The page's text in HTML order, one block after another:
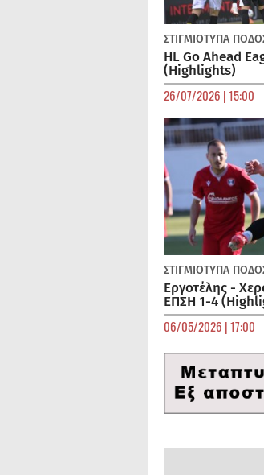
ΣΤΙΓΜΙΟΤΥΠΑ
HL Go Ahead
(Highlights)
26/07/2026 | 15:00
ΣΤΙΓΜΙΟΤΥΠΑ
Εργοτέλης -
ΕΠΣΗ 1-4
06/05/2026 | 17:00